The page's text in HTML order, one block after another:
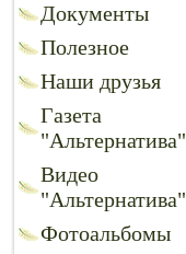
Документы
Полезное
Наши друзья
Газета
"Альтернатива"
Видео
"Альтернатива"
Фотоальбомы